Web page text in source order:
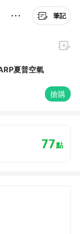
筆記
夏普空氣
搶購
77點